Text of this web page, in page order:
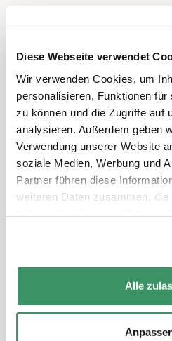
Diese Webseite verwendet
Wir verwenden Cookies, um
personalisieren, Funktionen
zu können und die Zugriffe auf
analysieren. Außerdem geben
Verwendung unserer Website
soziale Medien, Werbung und
Partner führen diese
weiteren Daten zusammen,
Alle